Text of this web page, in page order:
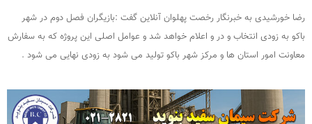
رضا خورشیدی به خبرنگار رخصت پهلوان آنلاین گفت :بازیگران فصل دوم در شهر
باکو به زودی انتخاب و در و اعلام خواهد شد و عوامل اصلی این پروژه که به سفارش
معاونت امور استان ها و مرکز شهر باکو تولید می شود به زودی نهایی می شود .